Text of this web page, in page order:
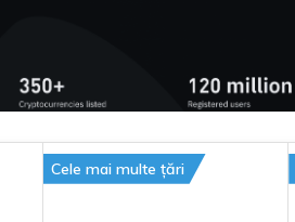
Cele mai multe țări